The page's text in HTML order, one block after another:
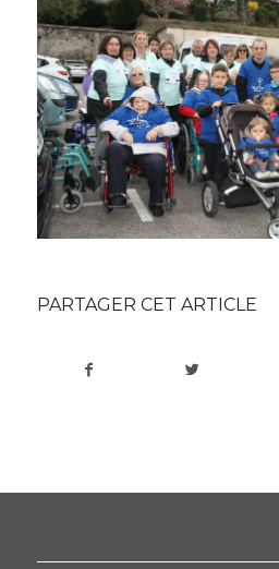
PARTAGER CET ARTICLE